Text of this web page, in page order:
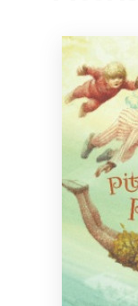
Naujienos
Bibliotekoms